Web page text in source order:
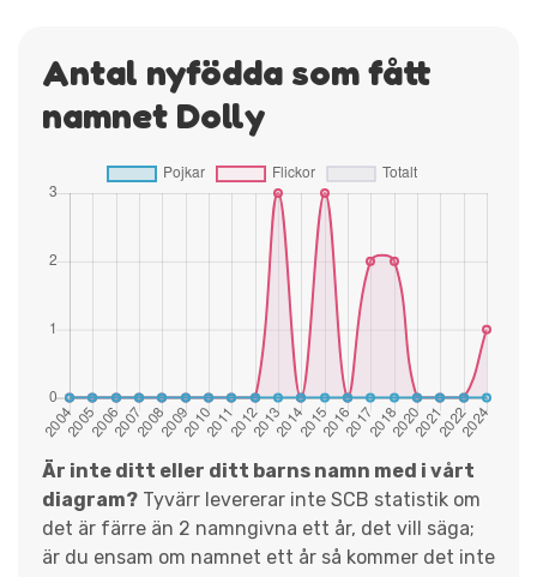
Antal nyfödda som fått
namnet Dolly
Är inte ditt eller ditt barns namn med i vårt
diagram? Tyvärr levererar inte SCB statistik om
det är färre än 2 namngivna ett år, det vill säga;
är du ensam om namnet ett år så kommer det inte